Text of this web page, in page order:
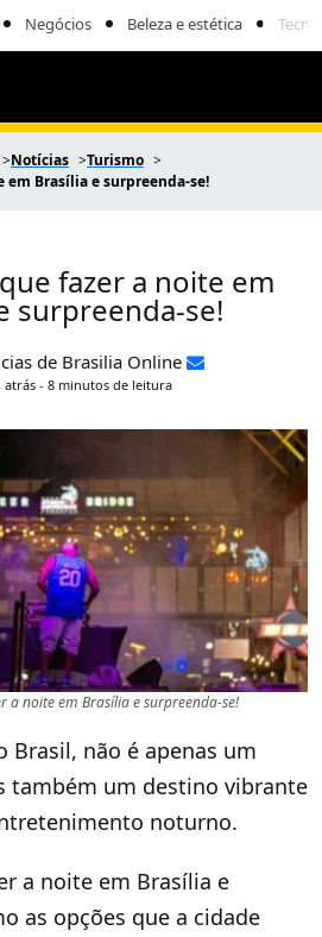
Negócios Beleza e estética
Notícias
Turismo
em Brasília e surpreenda-se!
fazer a noite em
surpreenda-se!
de Brasilia Online
atrás - 8 minutos de leitura
a noite em Brasília e surpreenda-se!
Brasil, não é apenas um
também um destino vibrante
noturno.
a noite em Brasília e
as opções que a cidade